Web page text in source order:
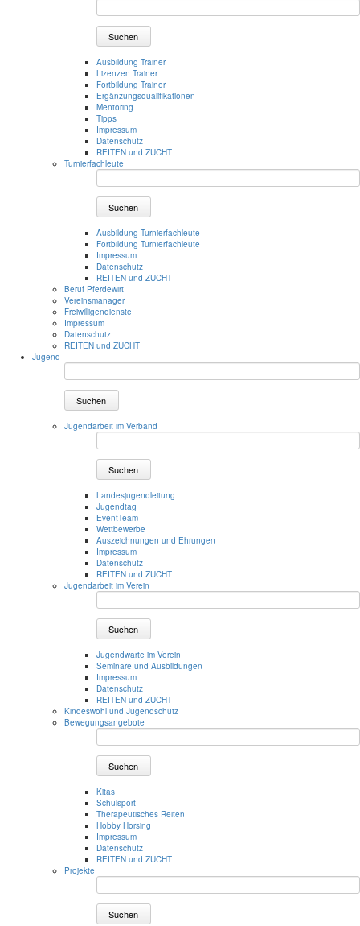
Suchen
Ausbildung Trainer
Lizenzen Trainer
Fortbildung Trainer
Ergänzungsqualifikationen
Mentoring
Tipps
Impressum
Datenschutz
REITEN und ZUCHT
Turnierfachleute
Suchen
Ausbildung Turnierfachleute
Fortbildung Turnierfachleute
Impressum
Datenschutz
REITEN und ZUCHT
Beruf Pferdewirt
Vereinsmanager
Freiwilligendienste
Impressum
Datenschutz
REITEN und ZUCHT
Jugend
Suchen
Jugendarbeit im Verband
Suchen
Landesjugendleitung
Jugendtag
EventTeam
Wettbewerbe
Auszeichnungen und Ehrungen
Impressum
Datenschutz
REITEN und ZUCHT
Jugendarbeit im Verein
Suchen
Jugendwarte im Verein
Seminare und Ausbildungen
Impressum
Datenschutz
REITEN und ZUCHT
Kindeswohl und Jugendschutz
Bewegungsangebote
Suchen
Kitas
Schulsport
Therapeutisches Reiten
Hobby Horsing
Impressum
Datenschutz
REITEN und ZUCHT
Projekte
Suchen